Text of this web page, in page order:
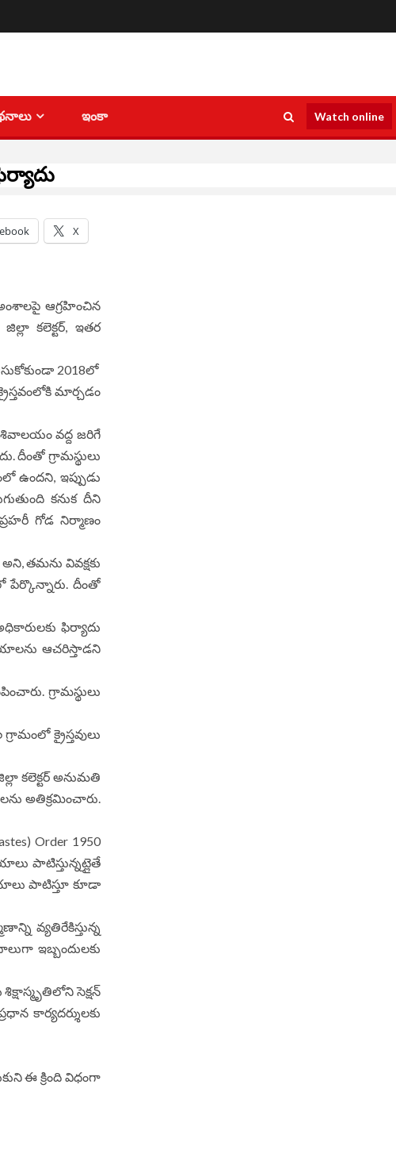
ఇంకా Watch online
X
అంశాలపై ఆగ్రహించిన
కలెక్టర్, ఇతర
2018లో
మార్చడం
శివాలయం వద్ద జరిగే
దీంతో గ్రామస్థులు
ఉందని, ఇప్పుడు
కనుక దీని
గోడ నిర్మాణం
తమను వివక్షకు
పేర్కొన్నారు. దీంతో
ఫిర్యాదు
ఆచరిస్తాడని
గ్రామస్థులు
క్రైస్తవులు
కలెక్టర్ అనుమతి
అతిక్ర‌మించారు.
Order 1950
పాటిస్తున్నట్లైతే
పాటిస్తూ కూడా
వ్యతిరేకిస్తున్న
ఇబ్బందులకు
శిక్షాస్మృతిలోని సెక్షన్
కార్యదర్శులకు
ఈ క్రింది విధంగా